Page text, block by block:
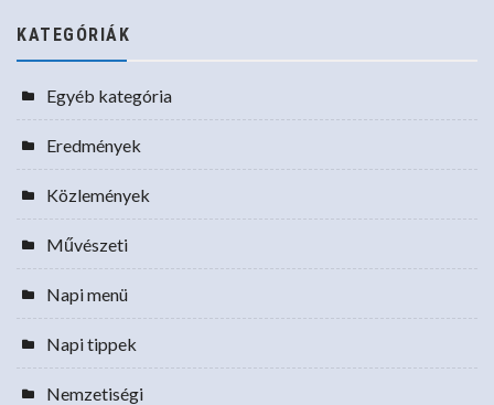
KATEGÓRIÁK
Egyéb kategória
Eredmények
Közlemények
Művészeti
Napi menü
Napi tippek
Nemzetiségi